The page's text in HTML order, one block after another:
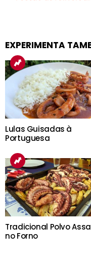
EXPERIMENTA
Lulas Guisadas à
Portuguesa
Tradicional Polvo
no Forno